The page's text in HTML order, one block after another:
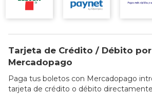
Tarjeta de Crédito / Débito
Mercadopago
Paga tus boletos con Mercadopago
tarjeta de crédito o débito